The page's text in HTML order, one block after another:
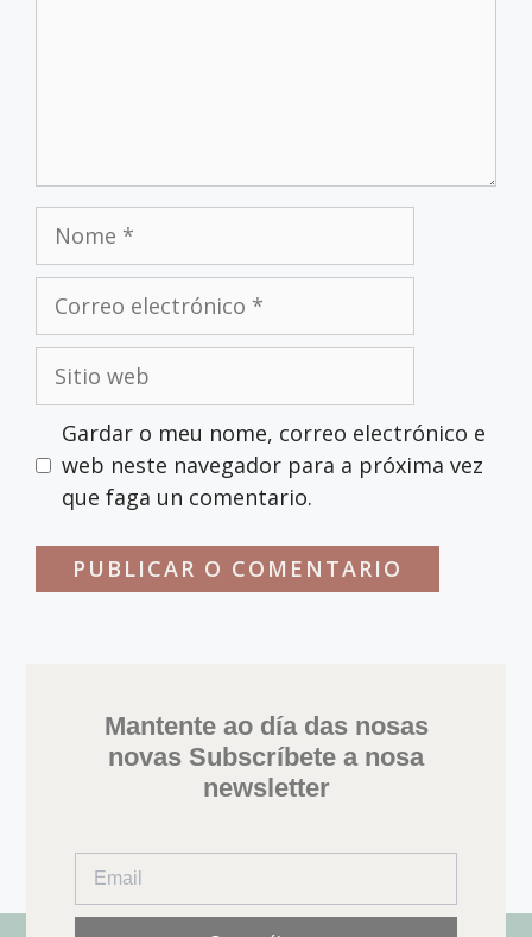
Gardar o meu nome, correo electrónico e
web neste navegador para a próxima vez
que faga un comentario.
Mantente ao día das nosas
novas Subscríbete a nosa
newsletter